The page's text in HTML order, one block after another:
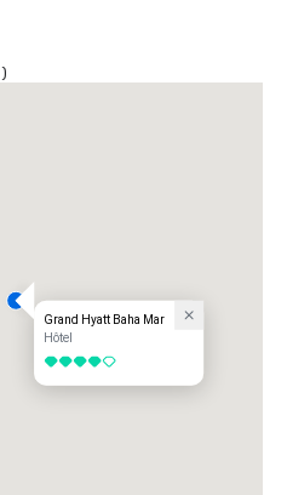
)
Grand Hyatt Baha Mar
Hôtel
4 sur 5